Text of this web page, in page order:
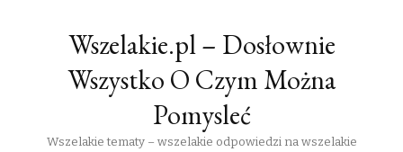
Wszelakie.pl – Dosłownie
Wszystko O Czym Można
Pomysleć
Wszelakie tematy – wszelakie odpowiedzi na wszelakie